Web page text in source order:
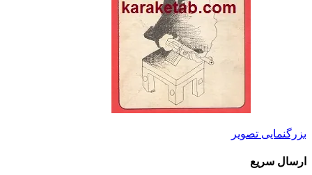
بزرگنمایی تصویر
ارسال سریع